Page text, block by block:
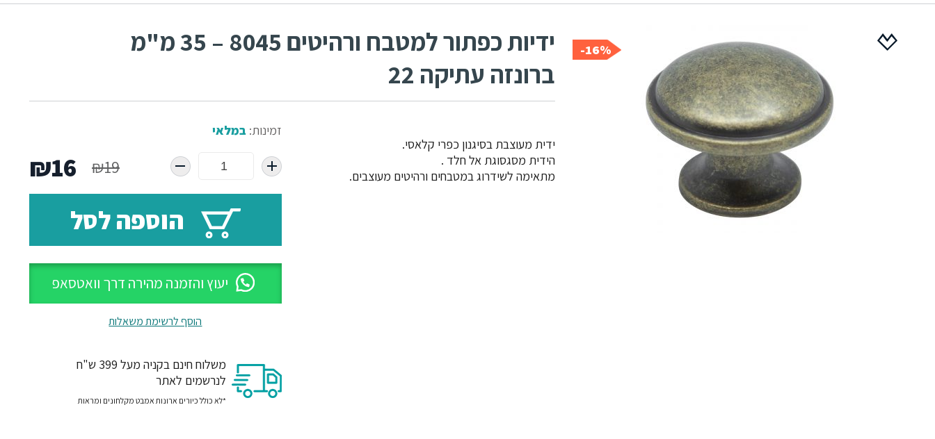
16%-
ידיות כפתור למטבח ורהיטים 8045 – 35 מ"מ
ברונזה עתיקה 22
ידית מעוצבת בסיגנון כפרי קלאסי.
הידית מסגסוגת אל חלד .
מתאימה לשידרוג במטבחים ורהיטים מעוצבים.
זמינות:במלאי
₪19
המחיר
המקורי
היה:
₪19.
₪16
הוספה לסל
יעוץ והזמנה מהירה דרך וואטסאפ
הוסף לרשימת משאלות
משלוח חינם בקניה מעל 399 ש"ח
לנרשמים לאתר
*לא כולל כיורים ארונות אמבט מקלחונים ומראות